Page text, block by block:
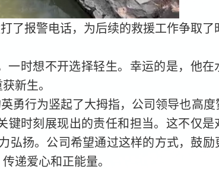
了报警电话，为后续的救援工作争取了
时想不开选择轻生。幸运的是，他在
新生。
勇行为竖起了大拇指，公司领导也高
时刻展现出的责任和担当。这不仅是
弘扬。公司希望通过这样的方式，鼓励
递爱心和正能量。